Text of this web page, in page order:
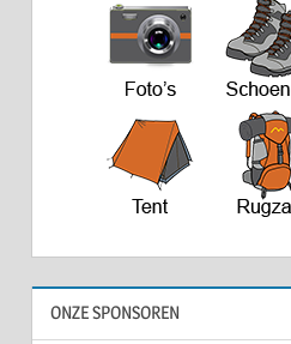
ONZE SPONSOREN